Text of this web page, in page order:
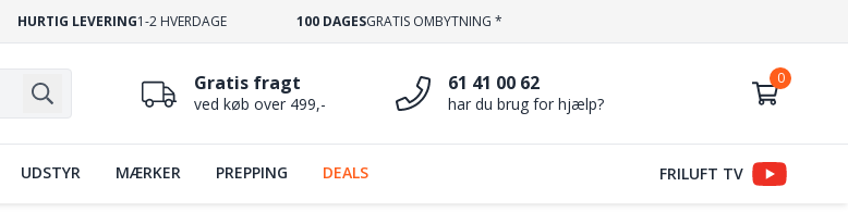
HURTIG LEVERING1-2 HVERDAGE 100 DAGESGRATIS OMBYTNING *
Gratis fragt
ved køb over 499,-
61 41 00 62
har du brug for hjælp?
UDSTYR MÆRKER PREPPING DEALS FRILUFT TV